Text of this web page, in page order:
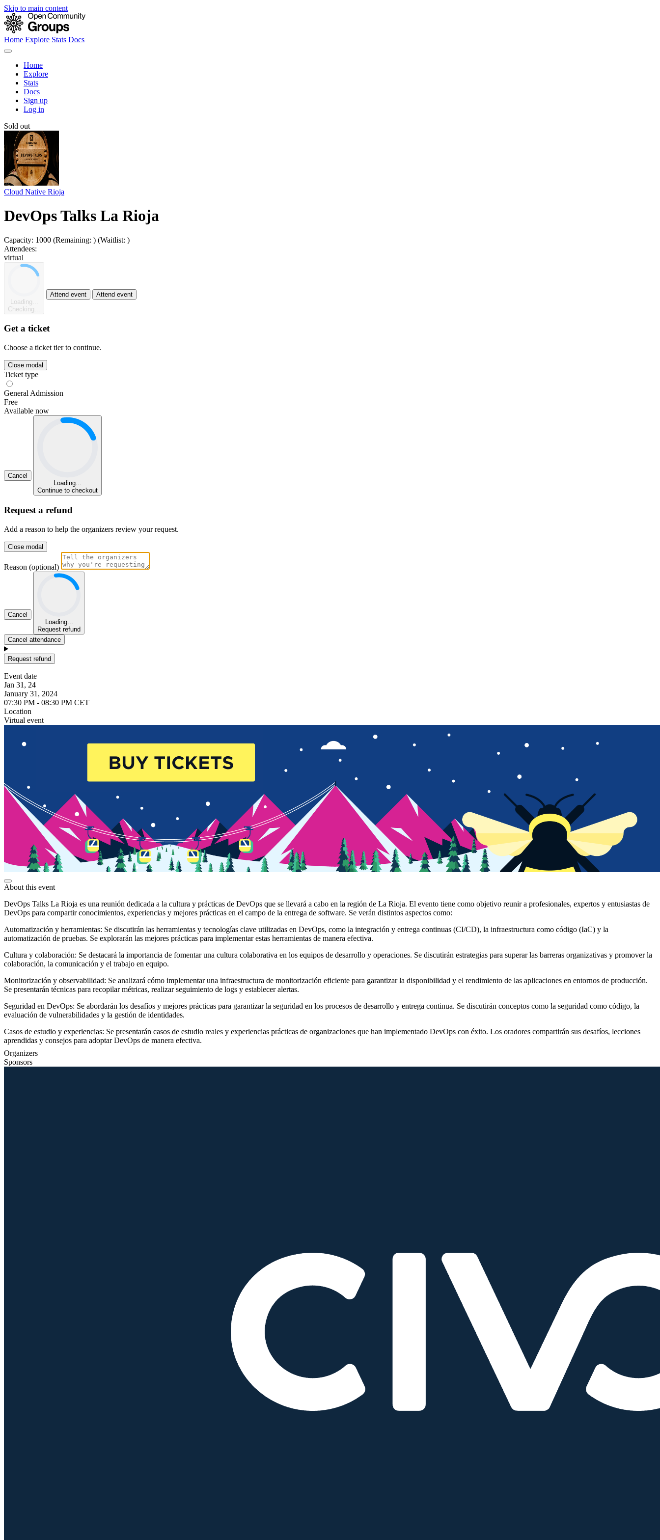
Skip to main content
Home Explore Stats Docs
Home
Explore
Stats
Docs
Sign up
Log in
Sold out
Cloud Native Rioja
DevOps Talks La Rioja
Capacity: 1000 (Remaining: ) (Waitlist: )
Attendees:
virtual
Loading...
Checking...
Attend event Attend event
Get a ticket
Choose a ticket tier to continue.
Close modal
Ticket type
General Admission
Free
Available now
Cancel
Loading...
Continue to checkout
Request a refund
Add a reason to help the organizers review your request.
Close modal
Reason (optional)
Cancel
Loading...
Request refund
Cancel attendance
Request refund
Event date
Jan 31, 24
January 31, 2024
07:30 PM - 08:30 PM CET
Location
Virtual event
About this event
DevOps Talks La Rioja es una reunión dedicada a la cultura y prácticas de DevOps que se llevará a cabo en la región de La Rioja. El evento tiene como objetivo reunir a profesionales, expertos y entusiastas de
DevOps para compartir conocimientos, experiencias y mejores prácticas en el campo de la entrega de software. Se verán distintos aspectos como:
Automatización y herramientas: Se discutirán las herramientas y tecnologías clave utilizadas en DevOps, como la integración y entrega continuas (CI/CD), la infraestructura como código (IaC) y la
automatización de pruebas. Se explorarán las mejores prácticas para implementar estas herramientas de manera efectiva.
Cultura y colaboración: Se destacará la importancia de fomentar una cultura colaborativa en los equipos de desarrollo y operaciones. Se discutirán estrategias para superar las barreras organizativas y promover la
colaboración, la comunicación y el trabajo en equipo.
Monitorización y observabilidad: Se analizará cómo implementar una infraestructura de monitorización eficiente para garantizar la disponibilidad y el rendimiento de las aplicaciones en entornos de producción.
Se presentarán técnicas para recopilar métricas, realizar seguimiento de logs y establecer alertas.
Seguridad en DevOps: Se abordarán los desafíos y mejores prácticas para garantizar la seguridad en los procesos de desarrollo y entrega continua. Se discutirán conceptos como la seguridad como código, la
evaluación de vulnerabilidades y la gestión de identidades.
Casos de estudio y experiencias: Se presentarán casos de estudio reales y experiencias prácticas de organizaciones que han implementado DevOps con éxito. Los oradores compartirán sus desafíos, lecciones
aprendidas y consejos para adoptar DevOps de manera efectiva.
Organizers
Sponsors